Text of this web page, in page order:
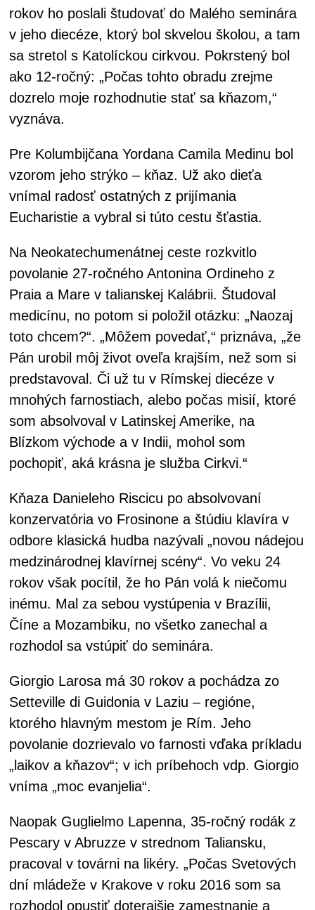
rokov ho poslali študovať do Malého seminára
v jeho diecéze, ktorý bol skvelou školou, a tam
sa stretol s Katolíckou cirkvou. Pokrstený bol
ako 12-ročný: „Počas tohto obradu zrejme
dozrelo moje rozhodnutie stať sa kňazom,“
vyznáva.
Pre Kolumbijčana Yordana Camila Medinu bol
vzorom jeho strýko – kňaz. Už ako dieťa
vnímal radosť ostatných z prijímania
Eucharistie a vybral si túto cestu šťastia.
Na Neokatechumenátnej ceste rozkvitlo
povolanie 27-ročného Antonina Ordineho z
Praia a Mare v talianskej Kalábrii. Študoval
medicínu, no potom si položil otázku: „Naozaj
toto chcem?“. „Môžem povedať,“ priznáva, „že
Pán urobil môj život oveľa krajším, než som si
predstavoval. Či už tu v Rímskej diecéze v
mnohých farnostiach, alebo počas misií, ktoré
som absolvoval v Latinskej Amerike, na
Blízkom východe a v Indii, mohol som
pochopiť, aká krásna je služba Cirkvi.“
Kňaza Danieleho Riscicu po absolvovaní
konzervatória vo Frosinone a štúdiu klavíra v
odbore klasická hudba nazývali „novou nádejou
medzinárodnej klavírnej scény“. Vo veku 24
rokov však pocítil, že ho Pán volá k niečomu
inému. Mal za sebou vystúpenia v Brazílii,
Číne a Mozambiku, no všetko zanechal a
rozhodol sa vstúpiť do seminára.
Giorgio Larosa má 30 rokov a pochádza zo
Setteville di Guidonia v Laziu – regióne,
ktorého hlavným mestom je Rím. Jeho
povolanie dozrievalo vo farnosti vďaka príkladu
„laikov a kňazov“; v ich príbehoch vdp. Giorgio
vníma „moc evanjelia“.
Naopak Guglielmo Lapenna, 35-ročný rodák z
Pescary v Abruzze v strednom Taliansku,
pracoval v továrni na likéry. „Počas Svetových
dní mládeže v Krakove v roku 2016 som sa
rozhodol opustiť doterajšie zamestnanie a